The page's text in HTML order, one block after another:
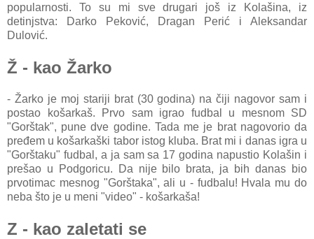
popularnosti. To su mi sve drugari još iz Kolašina, iz
detinjstva: Darko Peković, Dragan Perić i Aleksandar
Dulović.
Ž - kao Žarko
- Žarko je moj stariji brat (30 godina) na čiji nagovor sam i
postao košarkaš. Prvo sam igrao fudbal u mesnom SD
"Gorštak", pune dve godine. Tada me je brat nagovorio da
pređem u košarkaški tabor istog kluba. Brat mi i danas igra u
"Gorštaku" fudbal, a ja sam sa 17 godina napustio Kolašin i
prešao u Podgoricu. Da nije bilo brata, ja bih danas bio
prvotimac mesnog "Gorštaka", ali u - fudbalu! Hvala mu do
neba što je u meni "video" - košarkaša!
Z - kao zaletati se